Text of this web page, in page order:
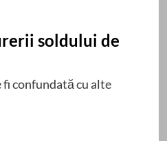
soldului de
confundată cu alte